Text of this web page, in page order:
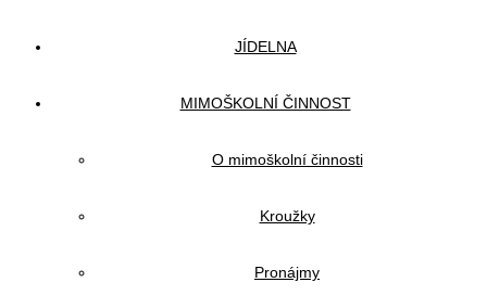
JÍDELNA
MIMOŠKOLNÍ ČINNOST
O mimoškolní činnosti
Kroužky
Pronájmy